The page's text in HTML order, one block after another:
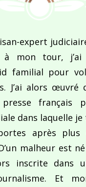
expert
à mon tour,
familial pour
J’ai alors œuvré
français
dans laquelle
après plus
malheur est
inscrite dans
Et